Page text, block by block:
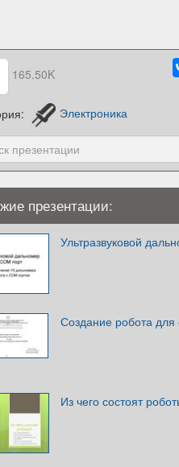
165.50K
Электроника
презентации:
Ультразвуковой
Создание робота
Из чего состоят